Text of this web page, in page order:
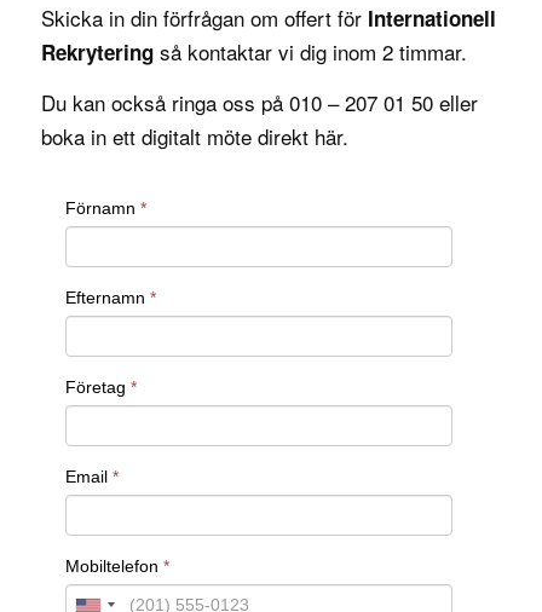
Skicka in din förfrågan om offert för Internationell
Rekryteringså kontaktar vi dig inom 2 timmar.
Du kan också ringa oss på 010 – 207 01 50 eller
boka in ett digitalt möte direkt här.